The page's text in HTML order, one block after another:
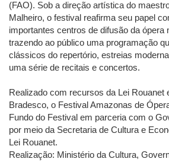
(FAO). Sob a direção artística do
Malheiro, o festival reafirma seu papel
importantes centros de difusão da ópera
trazendo ao público uma programação
clássicos do repertório, estreias
uma série de recitais e concertos.
Realizado com recursos da Lei Rouanet
Bradesco, o Festival Amazonas de
Fundo do Festival em parceria com o
por meio da Secretaria de Cultura e
Lei Rouanet.
Realização: Ministério da Cultura,